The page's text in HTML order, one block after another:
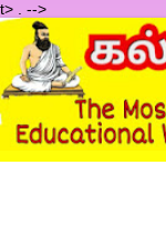
t> -->